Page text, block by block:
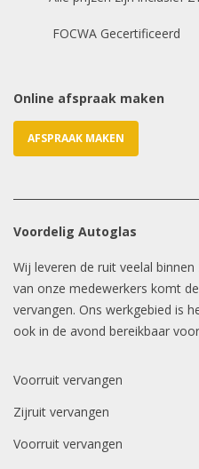
E-mailadres
FOCWA Gecertificeerd
Online afspraak maken
AFSPRAAK MAKEN
Voordelig Autoglas
Wij leveren de ruit veelal
van onze medewerkers komt
vervangen. Ons werkgebied is
ook in de avond bereikbaar
Voorruit vervangen
Zijruit vervangen
Voorruit vervangen